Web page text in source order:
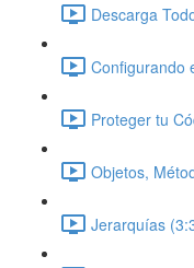
Descarga
Configurando
Proteger tu
Objetos,
Jerarquías